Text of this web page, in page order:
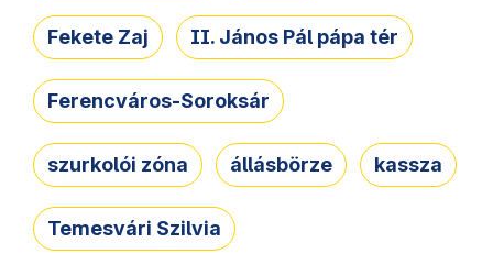
Fekete Zaj II. János Pál pápa tér
Ferencváros-Soroksár
szurkolói zóna állásbörze kassza
Temesvári Szilvia